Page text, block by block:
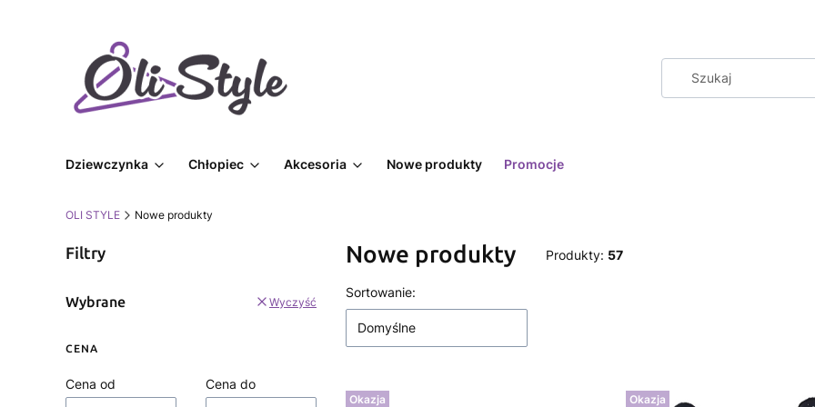
Dziewczynka Chłopiec Akcesoria Nowe produkty Promocje
OLI STYLE Nowe produkty
Filtry
Wybrane Wyczyść
CENA
Cena od
Cena do
Nowe produkty Produkty: 57
Lista produktów
Sortowanie:
Domyślne
Okazja
Okazja